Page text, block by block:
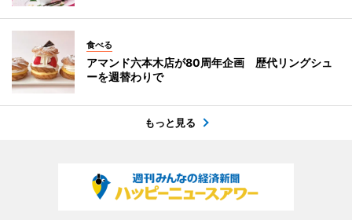
食べる
アマンド六本木店が80周年企画 歴代リングシュ
ーを週替わりで
もっと見る